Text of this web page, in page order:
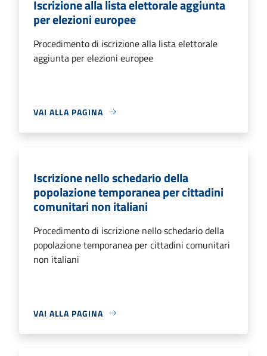
Iscrizione alla lista elettorale aggiunta
per elezioni europee
Procedimento di iscrizione alla lista elettorale
aggiunta per elezioni europee
VAI ALLA PAGINA
Iscrizione nello schedario della
popolazione temporanea per cittadini
comunitari non italiani
Procedimento di iscrizione nello schedario della
popolazione temporanea per cittadini comunitari
non italiani
VAI ALLA PAGINA